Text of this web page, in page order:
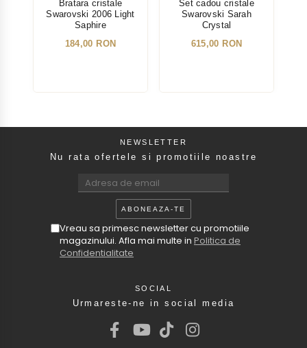
Bratara cristale
Swarovski 2006 Light
Saphire
184,00 RON
Set cadou cristale
Swarovski Sarah
Crystal
615,00 RON
NEWSLETTER
Nu rata ofertele si promotiile noastre
Vreau sa primesc newsletter cu promotiile
magazinului. Afla mai multe in Politica de
Confidentialitate
SOCIAL
Urmareste-ne in social media